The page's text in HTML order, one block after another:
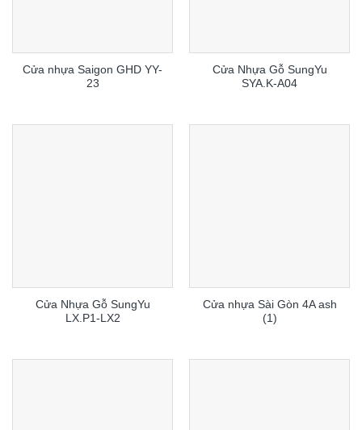
Cửa nhựa Saigon GHD YY-
23
Cửa Nhựa Gỗ SungYu
SYA.K-A04
Cửa Nhựa Gỗ SungYu
LX.P1-LX2
Cửa nhựa Sài Gòn 4A ash
(1)